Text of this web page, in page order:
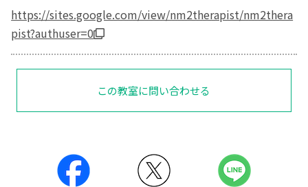
https://sites.google.com/view/nm2therapist/nm2thera
pist?authuser=0
この教室に問い合わせる